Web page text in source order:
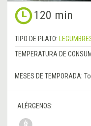
120 min
TIPO DE PLATO:
TEMPERATURA DE
MESES DE TEMPORADA:
ALÉRGENOS: